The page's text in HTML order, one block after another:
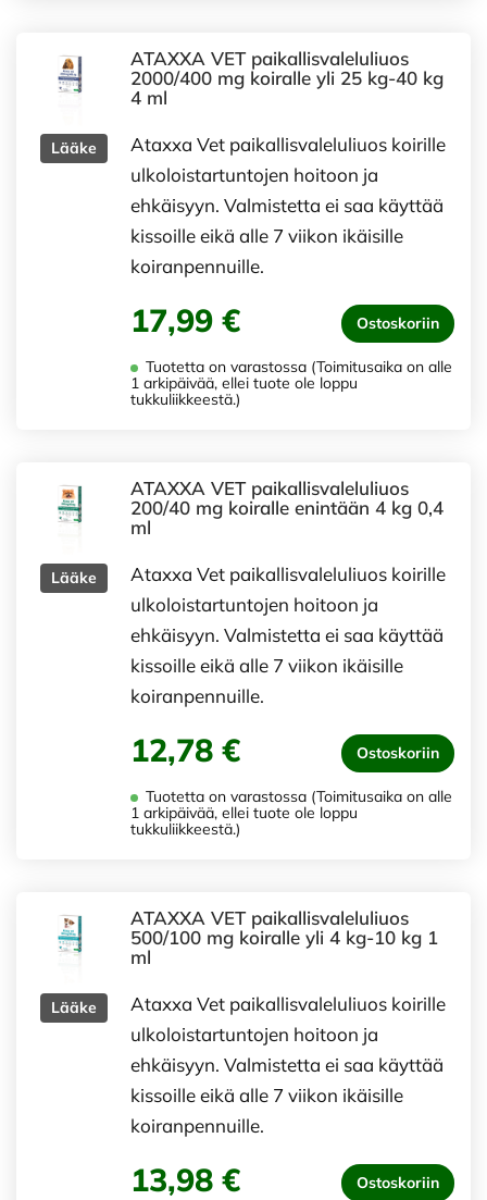
Lääke
ATAXXA VET paikallisvaleluliuos
2000/400 mg koiralle yli 25 kg-40 kg
4 ml
Ataxxa Vet paikallisvaleluliuos koirille
ulkoloistartuntojen hoitoon ja
ehkäisyyn. Valmistetta ei saa käyttää
kissoille eikä alle 7 viikon ikäisille
koiranpennuille.
17,99 € Ostoskoriin
Tuotetta on varastossa (Toimitusaika on alle
1 arkipäivää, ellei tuote ole loppu
tukkuliikkeestä.)
Lääke
ATAXXA VET paikallisvaleluliuos
200/40 mg koiralle enintään 4 kg 0,4
ml
Ataxxa Vet paikallisvaleluliuos koirille
ulkoloistartuntojen hoitoon ja
ehkäisyyn. Valmistetta ei saa käyttää
kissoille eikä alle 7 viikon ikäisille
koiranpennuille.
12,78 € Ostoskoriin
Tuotetta on varastossa (Toimitusaika on alle
1 arkipäivää, ellei tuote ole loppu
tukkuliikkeestä.)
Lääke
ATAXXA VET paikallisvaleluliuos
500/100 mg koiralle yli 4 kg-10 kg 1
ml
Ataxxa Vet paikallisvaleluliuos koirille
ulkoloistartuntojen hoitoon ja
ehkäisyyn. Valmistetta ei saa käyttää
kissoille eikä alle 7 viikon ikäisille
koiranpennuille.
13,98 € Ostoskoriin